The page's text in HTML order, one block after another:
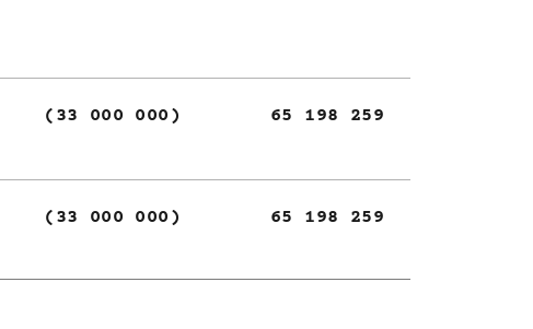
(33 000 000) 65 198 259
(33 000 000) 65 198 259